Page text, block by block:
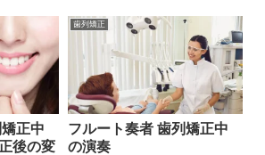
お話しよ
う、私は
突と言
♪
正中
後の変
歯列矯正
フルート奏者 歯列矯正中
の演奏